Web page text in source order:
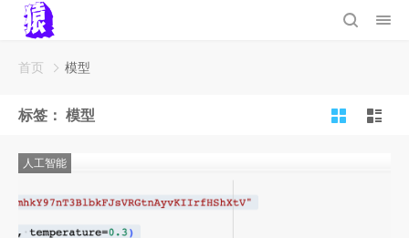
首页 模型
标签： 模型
人工智能